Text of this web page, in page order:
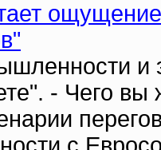
и
- Чего